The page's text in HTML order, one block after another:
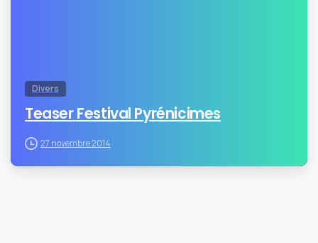
Divers
Teaser Festival Pyrénicimes
27 novembre 2014